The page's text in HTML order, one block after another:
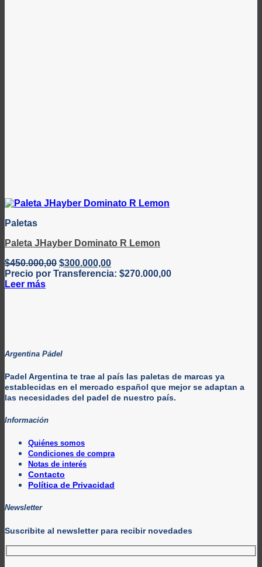
Paletas
Paleta JHayber Dominato R Lemon
$450.000,00 El
precio
$300.000,00El
precio
Precio por Transferencia: $270.000,00
Leer más
Argentina Pádel
Padel Argentina te trae al país las paletas de marcas ya
establecidas en el mercado español que mejor se adaptan a
las necesidades del padel de nuestro país.
Información
Quiénes somos
Condiciones de compra
Notas de interés
Contacto
Política de Privacidad
Newsletter
Suscribite al newsletter para recibir novedades